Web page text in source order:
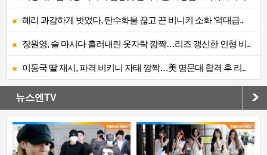
혜리 과감하게 벗었다, 탄수화물 끊고 끈 비니키 소화 ‘역대급..
장원영, 술 마시다 흘러내린 옷자락 깜짝…리즈 갱신한 인형 비..
이동국 딸 재시, 파격 비키니 자태 깜짝…美 명문대 합격 후 리..
뉴스엔TV